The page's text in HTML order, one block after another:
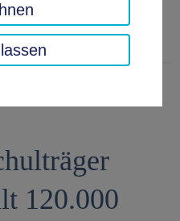
Aktuelles
120.000